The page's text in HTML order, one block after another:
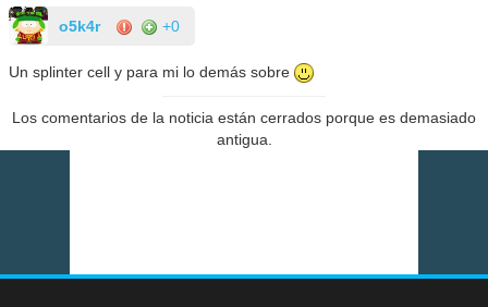
o5k4r +0
Un splinter cell y para mi lo demás sobre
Los comentarios de la noticia están cerrados porque es demasiado
antigua.